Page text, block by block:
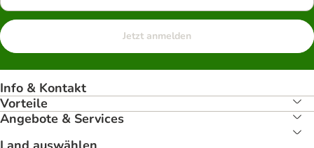
Jetzt anmelden
Info & Kontakt
Vorteile
Angebote & Services